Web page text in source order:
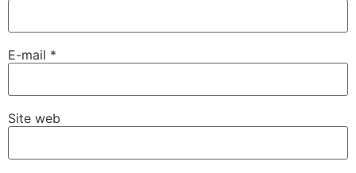
E-mail *
Site web